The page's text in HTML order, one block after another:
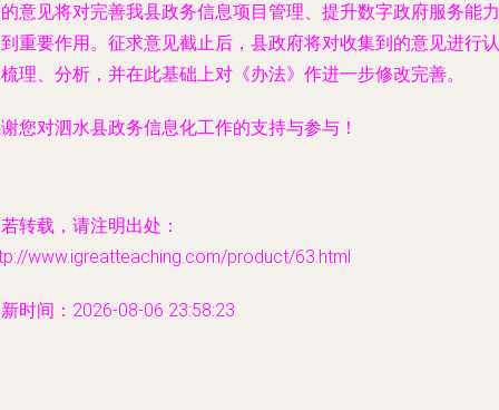
意见将对完善我县政务信息项目管理、提升数字政府服务能力
重要作用。征求意见截止后，县政府将对收集到的意见进行认
理、分析，并在此基础上对《办法》作进一步修改完善。
您对泗水县政务信息化工作的支持与参与！
转载，请注明出处：
www.igreatteaching.com/product/63.html
时间：2026-08-06 23:58:23